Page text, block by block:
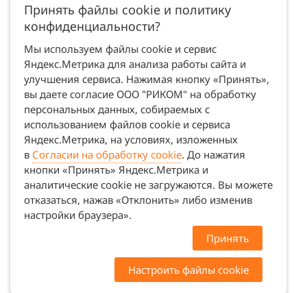
Принять файлы cookie и политику
конфиденциальности?
Мы используем файлы cookie и сервис
Яндекс.Метрика для анализа работы сайта и
улучшения сервиса. Нажимая кнопку «Принять»,
вы даете согласие ООО "РИКОМ" на обработку
персональных данных, собираемых с
использованием файлов cookie и сервиса
Яндекс.Метрика, на условиях, изложенных
в Согласии на обработку cookie. До нажатия
кнопки «Принять» Яндекс.Метрика и
аналитические cookie не загружаются. Вы можете
отказаться, нажав «Отклонить» либо изменив
настройки браузера».
Принять
Настроить файлы cookie